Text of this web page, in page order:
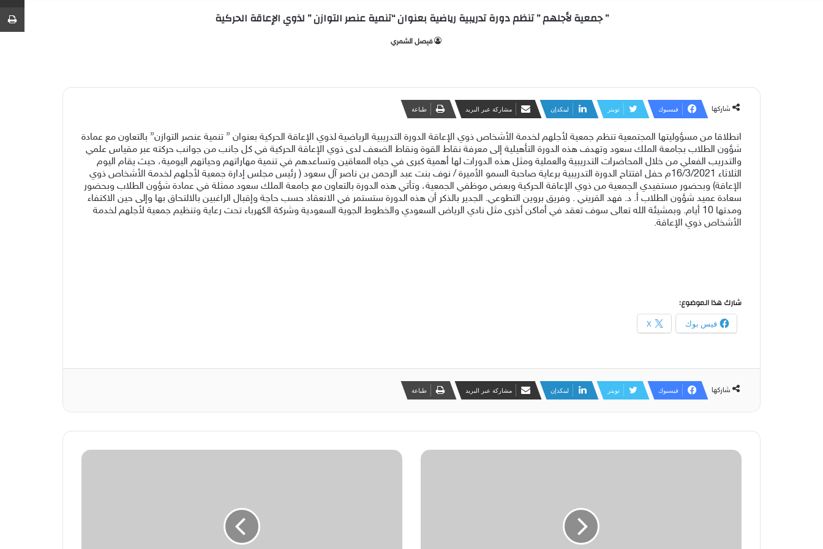
” جمعية لأجلهم ” تنظم دورة تدريبية رياضية بعنوان “تنمية عنصر التوازن ” لذوي الإعاقة الحركية
فيصل الشمري ‬‎
شاركها فيسبوك تويتر لينكدإن مشاركة عبر البريد طباعة
انطلاقا من مسؤوليتها المجتمعية تنظم جمعية لأجلهم لخدمة الأشخاص ذوي الإعاقة الدورة التدريبية الرياضية لذوي الإعاقة الحركية بعنوان ” تنمية عنصر التوازن” بالتعاون مع عمادة
شؤون الطلاب بجامعة الملك سعود وتهدف هذه الدورة التأهيلية إلى معرفة نقاط القوة ونقاط الضعف لدى ذوي الإعاقة الحركية في كل جانب من جوانب حركته عبر مقياس علمي
والتدريب الفعلي من خلال المحاضرات التدريبية والعملية ومثل هذه الدورات لها أهمية كبرى في حياه المعاقين وتساعدهم في تنمية مهاراتهم وحياتهم اليومية، حيث يقام اليوم
الثلاثاء 16/3/2021م حفل افتتاح الدورة التدريبية برعاية صاحبة السمو الأميرة / نوف بنت عبد الرحمن بن ناصر آل سعود ( رئيس مجلس إدارة جمعية لأجلهم لخدمة الأشخاص ذوي
الإعاقة) وبحضور مستفيدي الجمعية من ذوي الإعاقة الحركية وبعض موظفي الجمعية، وتأتي هذه الدورة بالتعاون مع جامعة الملك سعود ممثلة في عمادة شؤون الطلاب وبحضور
سعادة عميد شؤون الطلاب أ. د. فهد القريني . وفريق بروين التطوعي. الجدير بالذكر أن هذه الدورة ستستمر في الانعقاد حسب حاجة وإقبال الراغبين بالالتحاق بها وإلى حين الاكتفاء
ومدتها 10 أيام. وبمشيئة الله تعالى سوف تعقد في أماكن أخرى مثل نادي الرياض السعودي والخطوط الجوية السعودية وشركة الكهرباء تحت رعاية وتنظيم جمعية لأجلهم لخدمة
الأشخاص ذوي الإعاقة.
شارك هذا الموضوع:
فيس بوك X
شاركها فيسبوك تويتر لينكدإن مشاركة عبر البريد طباعة